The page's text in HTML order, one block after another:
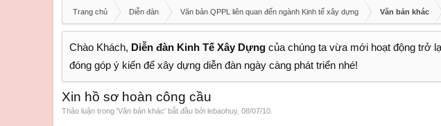
Trang chủ Diễn đàn Văn bản QPPL liên quan đến ngành Kinh tế xây dựng Văn bản khác
Chào Khách, Diễn đàn Kinh Tế Xây Dựng của chúng ta vừa mới hoạt động trở
đóng góp ý kiến để xây dựng diễn đàn ngày càng phát triển nhé!
Xin hồ sơ hoàn công cầu
Thảo luận trong 'Văn bản khác' bắt đầu bởi lebaohuy, 08/07/10